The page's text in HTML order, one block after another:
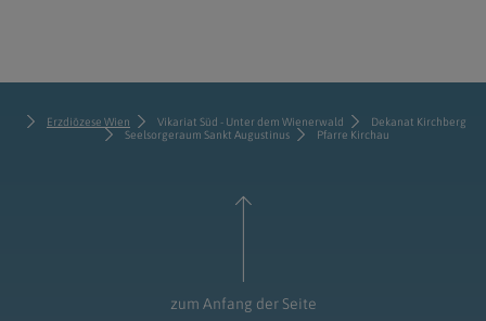
Erzdiözese Wien Vikariat Süd - Unter dem Wienerwald
Dekanat Kirchberg
Seelsorgeraum Sankt Augustinus
Pfarre Kirchau
zum Anfang der Seite